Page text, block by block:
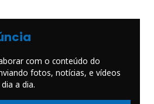
com o conteúdo do
fotos, notícias, e vídeos
a dia.